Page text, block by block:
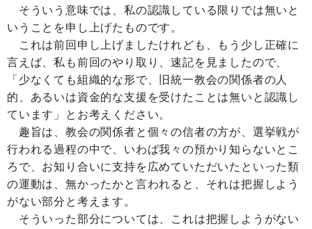
そういう意味では、私の認識している限りでは無いと
いうことを申し上げたものです。
これは前回申し上げましたけれども、もう少し正確に
言えば、私も前回のやり取り、速記を見ましたので、
「少なくても組織的な形で、旧統一教会の関係者の人
的、あるいは資金的な支援を受けたことは無いと認識し
ています」とお考えください。
趣旨は、教会の関係者と個々の信者の方が、選挙戦が
行われる過程の中で、いわば我々の預かり知らないとこ
ろで、お知り合いに支持を広めていただいたといった類
の運動は、無かったかと言われると、それは把握しよう
がない部分と考えます。
そういった部分については、これは把握しようがない